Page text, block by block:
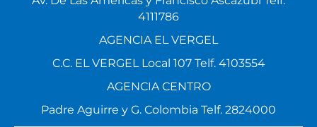
4111786
AGENCIA EL VERGEL
C.C. EL VERGEL Local 107 Telf. 4103554
AGENCIA CENTRO
Padre Aguirre y G. Colombia Telf. 2824000